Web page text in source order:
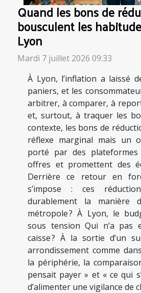
Quand les bons de
bousculent les
Lyon
Mardi 7 juillet 2026 09:33
À Lyon, l’inflation a laissé
paniers, et les
arbitrer, à comparer, à
et, surtout, à traquer les
contexte, les bons de
réflexe marginal mais un
porté par des
offres et promettent des
Derrière ce retour en
s’impose : ces
durablement la manière
métropole ? À Lyon, le
sous tension Qui n’a pas
caisse ? À la sortie d’un
arrondissement comme
la périphérie, la
pensait payer » et « ce qui
d’alimenter une vigilance de